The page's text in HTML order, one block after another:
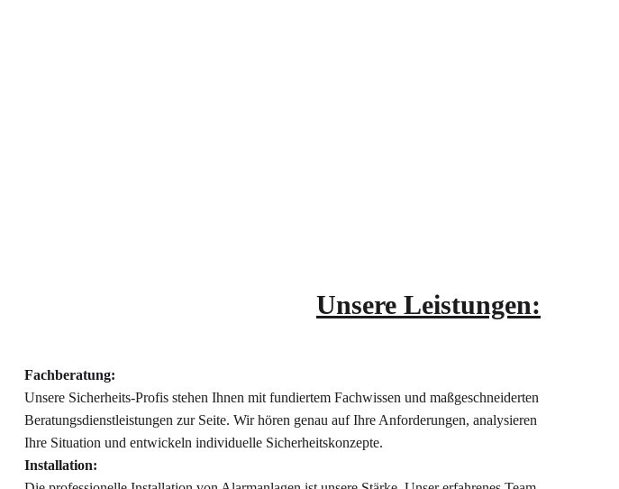
Unsere Leistungen:
Fachberatung:
Unsere Sicherheits-Profis stehen Ihnen mit fundiertem Fachwissen und maßgeschneiderten
Beratungsdienstleistungen zur Seite. Wir hören genau auf Ihre Anforderungen, analysieren
Ihre Situation und entwickeln individuelle Sicherheitskonzepte.
Installation: